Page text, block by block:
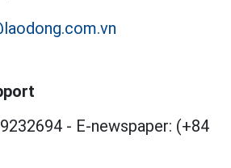
- E-newspaper: (+84